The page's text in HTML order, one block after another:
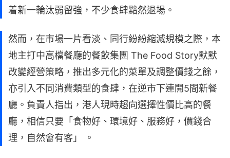
着新一輪汰弱留強，不少食肆黯然退場。
然而，在市場一片看淡、同行紛紛縮減規模之際，本
地主打中高檔餐廳的餐飲集團 The Food Story默默
改變經營策略，推出多元化的菜單及調整價錢之餘，
亦引入不同消費類型的食肆，在逆市下連開5間新餐
廳。負責人指出，港人現時趨向選擇性價比高的餐
廳，相信只要「食物好、環境好、服務好，價錢合
理，自然會有客」 。